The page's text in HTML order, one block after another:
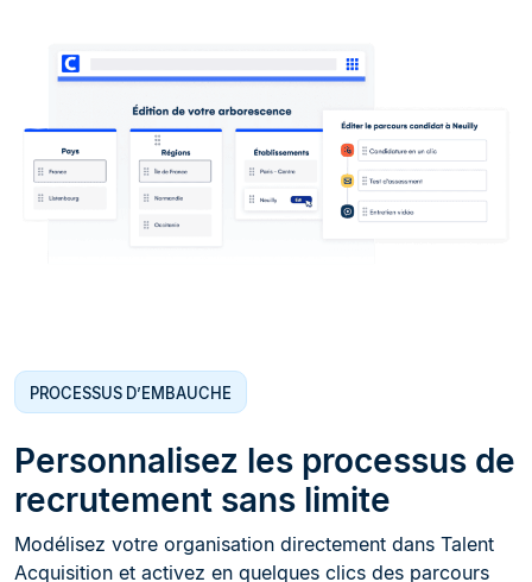
PROCESSUS D’EMBAUCHE
Personnalisez les processus de
recrutement sans limite
Modélisez votre organisation directement dans Talent
Acquisition et activez en quelques clics des parcours